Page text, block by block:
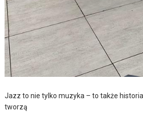
Jazz to nie tylko muzyka – to także
tworzą